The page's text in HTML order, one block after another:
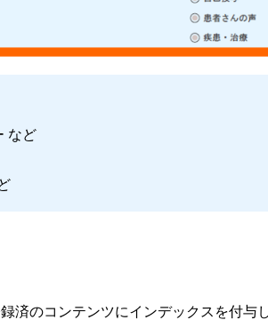
など
済のコンテンツにインデックスを付与